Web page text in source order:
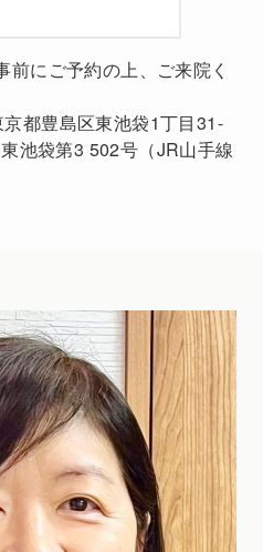
にご予約の上、ご来院く
京都豊島区東池袋1丁目31-
池袋第3 502号（JR山手線